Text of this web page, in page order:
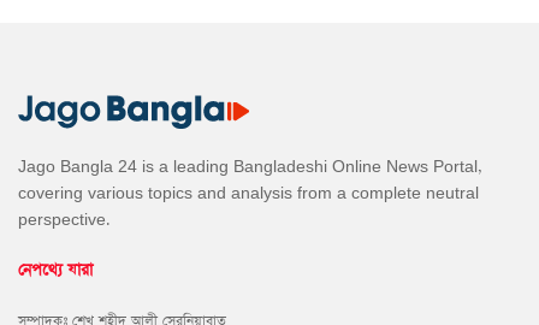
Jago Bangla 24 is a leading Bangladeshi Online News Portal,
covering various topics and analysis from a complete neutral
perspective.
নেপথ্যে যারা
সম্পাদকঃ শেখ শহীদ আলী সেরনিয়াবাত